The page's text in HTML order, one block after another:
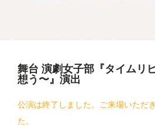
舞台 演劇女子部『タイムリ
想う〜』演出
公演は終了しました。ご来場いただ
た。